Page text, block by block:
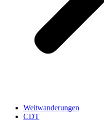
Weitwanderungen
CDT